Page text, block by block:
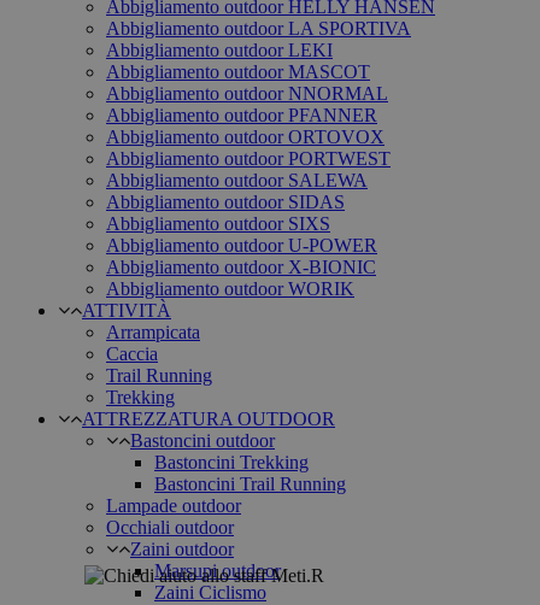
Abbigliamento outdoor HELLY HANSEN
Abbigliamento outdoor LA SPORTIVA
Abbigliamento outdoor LEKI
Abbigliamento outdoor MASCOT
Abbigliamento outdoor NNORMAL
Abbigliamento outdoor PFANNER
Abbigliamento outdoor ORTOVOX
Abbigliamento outdoor PORTWEST
Abbigliamento outdoor SALEWA
Abbigliamento outdoor SIDAS
Abbigliamento outdoor SIXS
Abbigliamento outdoor U-POWER
Abbigliamento outdoor X-BIONIC
Abbigliamento outdoor WORIK
ATTIVITÀ
Arrampicata
Caccia
Trail Running
Trekking
ATTREZZATURA OUTDOOR
Bastoncini outdoor
Bastoncini Trekking
Bastoncini Trail Running
Lampade outdoor
Occhiali outdoor
Zaini outdoor
Marsupi outdoor
Zaini Ciclismo